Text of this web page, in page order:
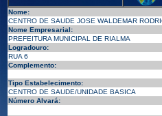
Nome:
CENTRO DE SAUDE JOSE WALDEMAR
Nome Empresarial:
PREFEITURA MUNICIPAL DE RIALMA
Logradouro:
RUA 6
Complemento:
Tipo Estabelecimento:
CENTRO DE SAUDE/UNIDADE BASICA
Número Alvará: